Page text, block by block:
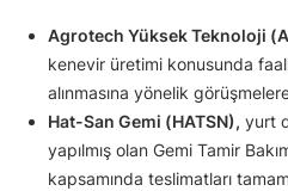
Agrotech Yüksek Teknoloji
kenevir üretimi konusunda
alınmasına yönelik
Hat-San Gemi (HATSN), yurt
yapılmış olan Gemi Tamir
kapsamında teslimatları